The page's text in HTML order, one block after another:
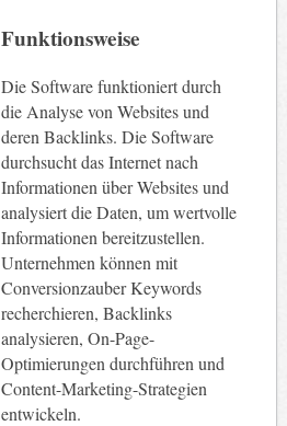
Funktionsweise
Die Software funktioniert durch
die Analyse von Websites und
deren Backlinks. Die Software
durchsucht das Internet nach
Informationen über Websites und
analysiert die Daten, um wertvolle
Informationen bereitzustellen.
Unternehmen können mit
Conversionzauber Keywords
recherchieren, Backlinks
analysieren, On-Page-
Optimierungen durchführen und
Content-Marketing-Strategien
entwickeln.